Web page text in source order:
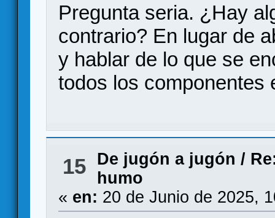
Pregunta seria. ¿Hay
contrario? En lugar de
y hablar de lo que se
todos los componentes
15 De jugón a jugón /
humo
« en: 20 de Junio de 2025,